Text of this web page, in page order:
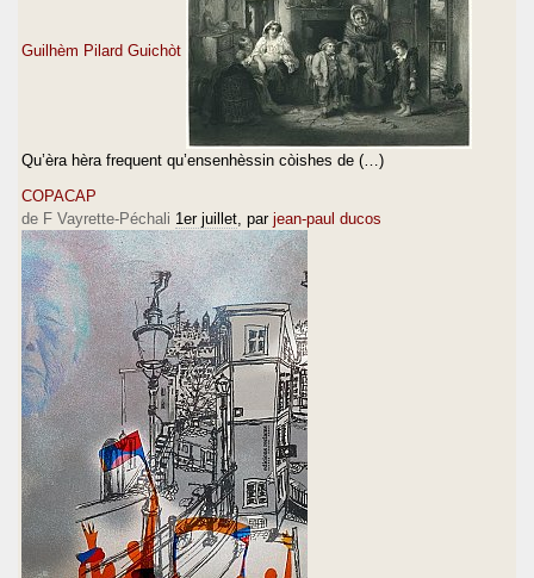
Guilhèm Pilard Guichòt
Qu’èra hèra frequent qu’ensenhèssin còishes de (…)
COPACAP
de F Vayrette-Péchali 1er juillet , par jean-paul ducos